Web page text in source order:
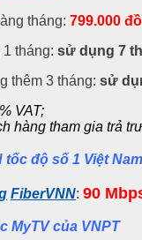
tháng: 799.000
tháng: sử dụng 7
thêm 3 tháng: sử
VAT;
hàng tham gia trả
độ số 1 Việt Nam
FiberVNN: 90
MyTV của VNPT